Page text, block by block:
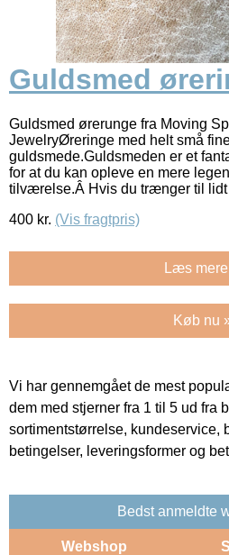
Guldsmed
Guldsmed ørerunge fra Moving
JewelryØreringe med helt små
guldsmede.Guldsmeden er et
for at du kan opleve en mere
tilværelse.Â Hvis du trænger til lidt
400 kr. (Vis fragtpris)
Læs
Køb nu
Vi har gennemgået de mest
dem med stjerner fra 1 til 5 ud fra
sortimentstørrelse, kundeservice,
betingelser, leveringsformer og
Bedst anmeldte
Webshop